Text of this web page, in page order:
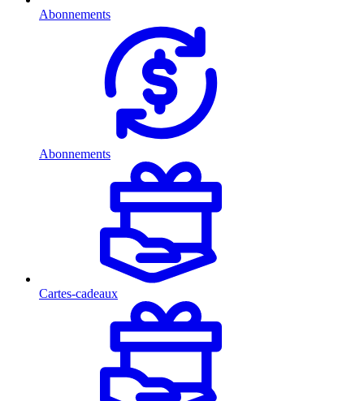
Abonnements
Abonnements
Cartes-cadeaux